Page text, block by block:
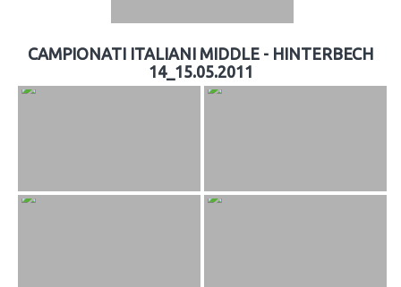
CAMPIONATI ITALIANI MIDDLE - HINTERBECH
14_15.05.2011